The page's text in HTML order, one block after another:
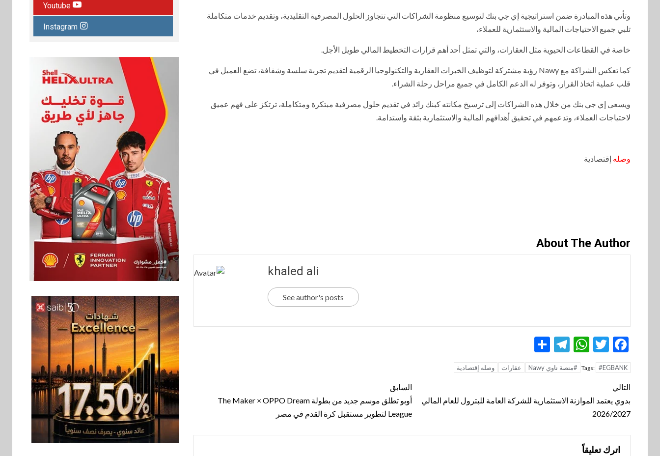
وتأتي هذه المبادرة ضمن استراتيجية إي جي بنك لتوسيع منظومة الشراكات التي تتجاوز الحلول المصرفية التقليدية، وتقديم خدمات متكاملة
تلبي جميع الاحتياجات المالية والاستثمارية للعملاء،
خاصة في القطاعات الحيوية مثل العقارات، والتي تمثل أحد أهم قرارات التخطيط المالي طويل الأجل.
كما تعكس الشراكة مع Nawy رؤية مشتركة لتوظيف الخبرات العقارية والتكنولوجيا الرقمية لتقديم تجربة سلسة وشفافة، تضع العميل في
قلب عملية اتخاذ القرار، وتوفر له الدعم الكامل في جميع مراحل رحلة الشراء.
ويسعى إي جي بنك من خلال هذه الشراكات إلى ترسيخ مكانته كبنك رائد في تقديم حلول مصرفية مبتكرة ومتكاملة، ترتكز على فهم عميق
لاحتياجات العملاء، وتدعمهم في تحقيق أهدافهم المالية والاستثمارية بثقة واستدامة.
وصله إقتصادية
About The Author
khaled ali
See author's posts
Facebook
Twitter
WhatsApp
Telegram
Tags: #EGBANK #منصة ناوي Nawy عقارات وصله إقتصادية
تنقل
المقالة
السابق
أوبو تطلق موسم جديد من بطولة The Maker × OPPO Dream
League لتطوير مستقبل كرة القدم في مصر
التالي
بدوي يعتمد الموازنة الاستثمارية للشركة العامة للبترول للعام المالي
2026/2027
اترك تعليقاً
Youtube
Instagram
6
اخبار
تتشاركان في تطوير
أول منصة للسياحة
الصحية في مصر
والشرق الأوسط
وأفريقيا Tour4Cure
7 سوق وصلة
هواوي: هاتف nova 15
Max بطارية ضخمة
وتصميم متين جهازًا
مثاليًا للشباب
8
اقتصاد
إي اف چي فاينانس
تستعرض خطط نمو
«بلد» لتعزيز حضورها